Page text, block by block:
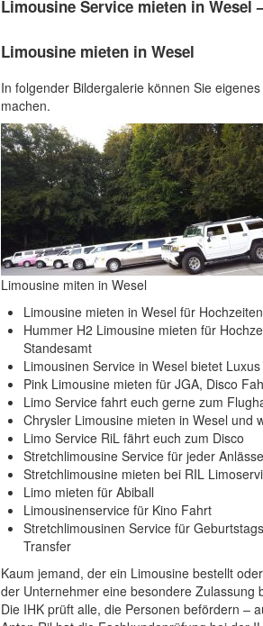
Limousine Service mieten in
Limousine mieten in Wesel
In folgender Bildergalerie können Sie
machen.
Limousine miten in Wesel
Limousine mieten in Wesel für
Hummer H2 Limousine mieten für
Standesamt
Limousinen Service in Wesel bietet
Pink Limousine mieten für JGA, Disco
Limo Service fahrt euch gerne zum
Chrysler Limousine mieten in Wesel und
Limo Service RiL fährt euch zum Disco
Stretchlimousine Service für jeder Anlässe
Stretchlimousine mieten bei RIL
Limo mieten für Abiball
Limousinenservice für Kino Fahrt
Stretchlimousinen Service für
Transfer
Kaum jemand, der ein Limousine bestellt
der Unternehmer eine besondere Zulassung
Die IHK prüft alle, die Personen befördern –